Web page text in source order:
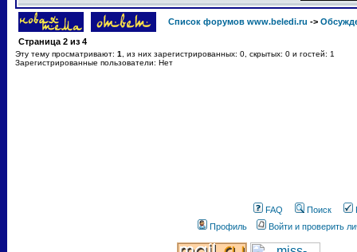
Список форумов www.beledi.ru ->
Страница 2 из 4
Эту тему просматривают: 1
, из них зарегистрированных: 0, скрытых: 0 и гостей: 1
Зарегистрированные пользователи: Нет
FAQ Поиск
Профиль
Войти и проверить